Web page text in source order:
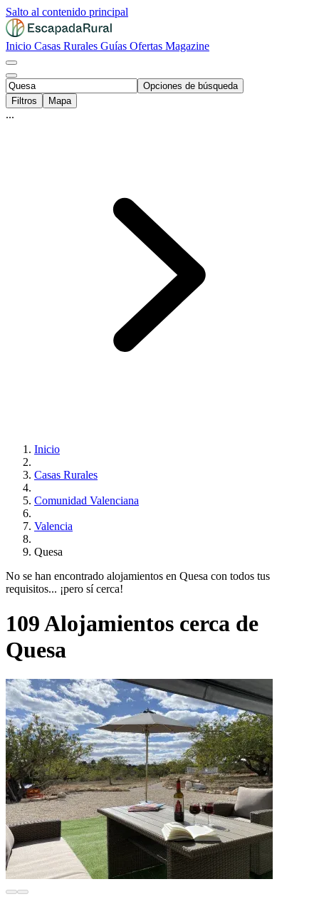
Salto al contenido principal
Inicio Casas Rurales Guías Ofertas Magazine
Opciones de búsqueda
Filtros
Mapa
...
Inicio
Casas Rurales
Comunidad Valenciana
Valencia
Quesa
No se han encontrado alojamientos en Quesa con todos tus
requisitos... ¡pero sí cerca!
109 Alojamientos cerca de
Quesa